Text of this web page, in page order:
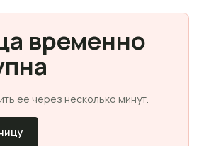
временно
её через несколько минут.